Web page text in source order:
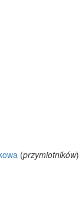
(przymiotników)